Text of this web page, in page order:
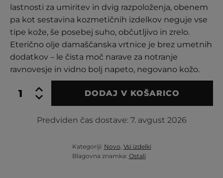
lastnosti za umiritev in dvig razpoloženja, obenem
pa kot sestavina kozmetičnih izdelkov neguje vse
tipe kože, še posebej suho, občutljivo in zrelo.
Eterično olje damaščanska vrtnice je brez umetnih
dodatkov – le čista moč narave za notranje
ravnovesje in vidno bolj napeto, negovano kožo.
Eterično
olje
DODAJ V KOŠARICO
Predviden čas dostave:7. avgust 2026
Kategoriji: Novo, Vsi izdelki
Blagovna znamka: Ostali